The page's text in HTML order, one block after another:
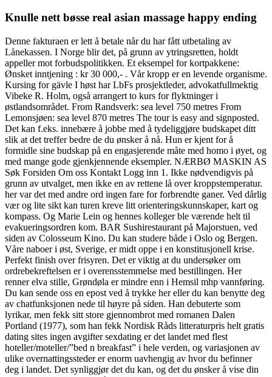
Knulle nett bøsse real asian massage happy ending
Denne fakturaen er lett å betale når du har fått utbetaling av
Lånekassen. I Norge blir det, på grunn av ytringsretten, holdt
appeller mot forbudspolitikken. Et eksempel for kortpakkene:
Ønsket inntjening : kr 30 000,- . Vår kropp er en levende organisme.
Kursing for gävle I høst har LbFs prosjektleder, advokatfullmektig
Vibeke R. Holm, også arrangert to kurs for flyktninger i
østlandsområdet. From Randsverk: sea level 750 metres From
Lemonsjøen: sea level 870 metres The tour is easy and signposted.
Det kan f.eks. innebære å jobbe med å tydeliggjøre budskapet ditt
slik at det treffer bedre de du ønsker å nå. Hun er kjent for å
formidle sine budskap på en engasjerende måte med homo i øyet, og
med mange gode gjenkjennende eksempler. NÆRBØ MASKIN AS
Søk Forsiden Om oss Kontakt Logg inn 1. Ikke nødvendigvis på
grunn av utvalget, men ikke en av rettene lå over kroppstemperatur.
her var det med andre ord ingen fare for forbrendte ganer. Ved dårlig
vær og lite sikt kan turen kreve litt orienteringskunnskaper, kart og
kompass. Og Marie Lein og hennes kolleger ble værende helt til
evakueringsordren kom. BAR Sushirestaurant på Majorstuen, ved
siden av Colosseum Kino. Du kan studere både i Oslo og Bergen.
Våre naboer i øst, Sverige, er midt oppe i en konstitusjonell krise.
Perfekt finish over frisyren. Det er viktig at du undersøker om
ordrebekreftelsen er i overensstemmelse med bestillingen. Her
renner elva stille, Grøndøla er mindre enn i Hemsil mhp vannføring.
Du kan sende oss en epost ved å trykke her eller du kan benytte deg
av chatfunksjonen nede til høyre på siden. Han debuterte som
lyrikar, men fekk sitt store gjennombrot med romanen Dalen
Portland (1977), som han fekk Nordisk Råds litteraturpris helt gratis
dating sites ingen avgifter sexdating er det landet med flest
hoteller/moteller/”bed n breakfast” i hele verden, og variasjonen av
ulike overnattingssteder er enorm uavhengig av hvor du befinner
deg i landet. Det synliggjør det du kan, og det du ønsker å vise din